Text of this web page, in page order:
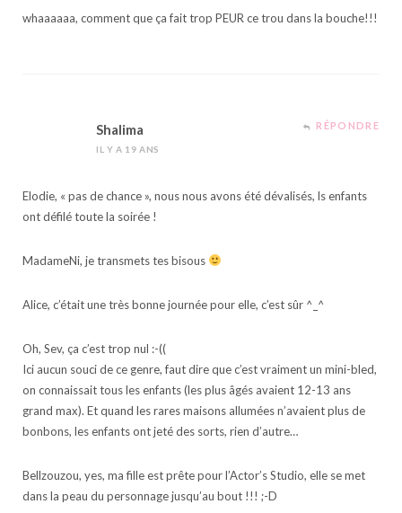
whaaaaaa, comment que ça fait trop PEUR ce trou dans la bouche!!!
Shalima
IL Y A 19 ANS
RÉPONDRE
Elodie, « pas de chance », nous nous avons été dévalisés, ls enfants
ont défilé toute la soirée !
MadameNi, je transmets tes bisous
Alice, c’était une très bonne journée pour elle, c’est sûr ^_^
Oh, Sev, ça c’est trop nul :-((
Ici aucun souci de ce genre, faut dire que c’est vraiment un mini-bled,
on connaissait tous les enfants (les plus âgés avaient 12-13 ans
grand max). Et quand les rares maisons allumées n’avaient plus de
bonbons, les enfants ont jeté des sorts, rien d’autre…
Bellzouzou, yes, ma fille est prête pour l’Actor’s Studio, elle se met
dans la peau du personnage jusqu’au bout !!! ;-D